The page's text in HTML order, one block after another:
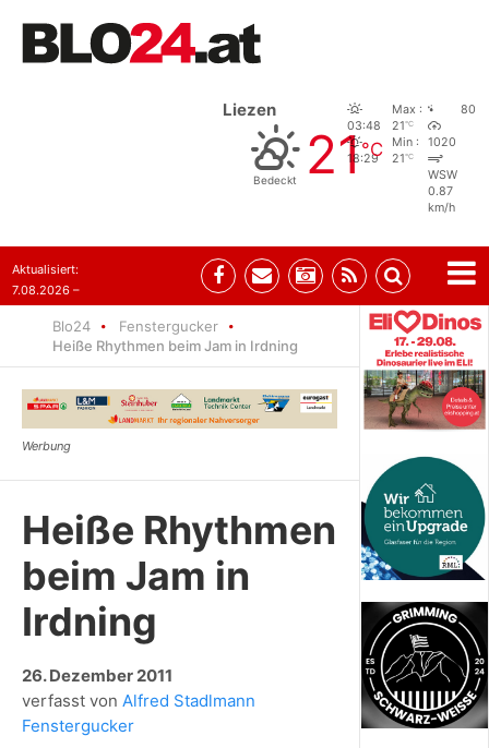
Liezen
Bedeckt 21°C
03:48
18:29
Max :
21°C
Min :
21°C
80
1020
WSW
0.87
km/h
Aktualisiert:
7.08.2026 –
Blo24
Fenstergucker
Heiße Rhythmen beim Jam in Irdning
Heiße Rhythmen
beim Jam in
Irdning
26. Dezember 2011
verfasst von Alfred Stadlmann
Fenstergucker